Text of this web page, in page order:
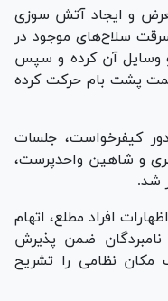
و ایجاد آتش سوزی
سلاح‌های موجود در
و وسایل آن کرده و سپس
پشت بام حرکت کرده
کیفرخواست، جلسات
و شاهین واحدپرست،
شد.
افراد مطلع، اتهام
ضمن پذیرش
مکان نظامی را تشریح